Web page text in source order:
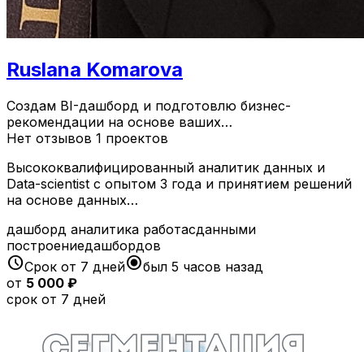
Ruslana Komarova
Создам BI-дашборд и подготовлю бизнес-
рекомендации на основе ваших…
Нет отзывов 1 проектов
Высококвалифицированный аналитик данных и
Data-scientist с опытом 3 года и принятием решений
на основе данных…
дашборд аналитика работасданными
построениедашбордов
scheduleСрок от 7 днейradio_button_checkedбыл 5 часов назад
от 5 000 ₽
срок от 7 дней